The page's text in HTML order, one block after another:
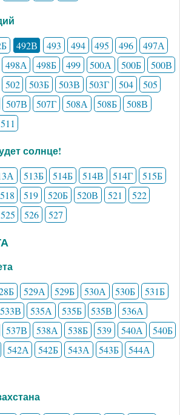
492В 493 494 495 496
497А
498А 498Б 499 500А 500Б
500В
502 503Б 503В 503Г 504
505
507В 507Г 508А 508Б
508В
511
солнце!
513Б 514Б 514В 514Г
515Б
518 519 520Б 520В 521
522
525 526 527
529А 529Б 530А 530Б
531Б
533В 535А 535Б 535В
536А
537В 538А 538Б 539 540А
540Б
542А 542Б 543А 543Б
544А